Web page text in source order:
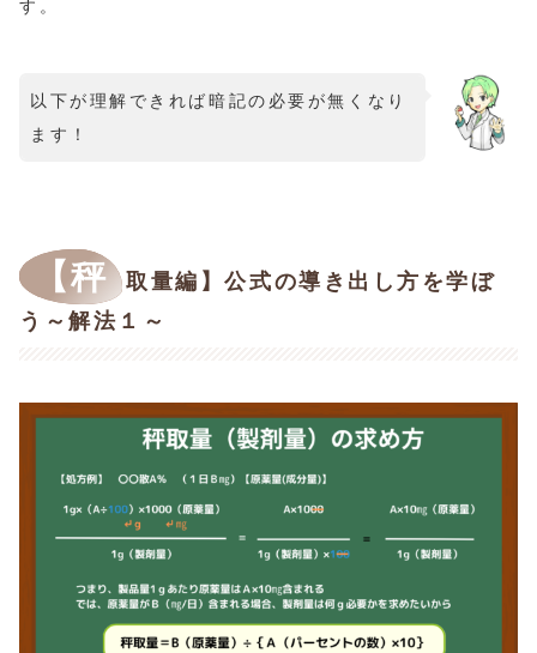
す。
以下が理解できれば暗記の必要が無くなり
ます！
【秤
取量編】公式の導き出し方を学ぼ
う～解法１～